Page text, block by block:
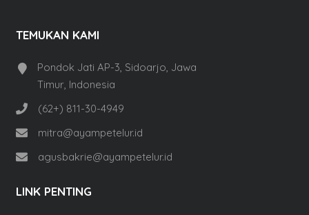
TEMUKAN KAMI
Pondok Jati AP-3, Sidoarjo, Jawa
Timur, Indonesia
(62+) 811-30-4949
mitra@ayampetelur.id
agusbakrie@ayampetelur.id
LINK PENTING